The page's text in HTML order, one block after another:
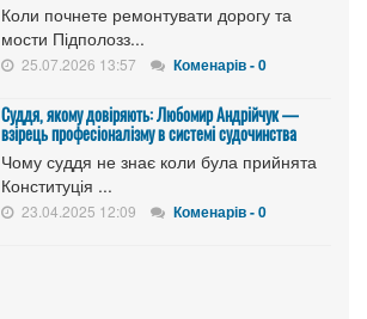
Коли почнете ремонтувати дорогу та
мости Підполозз...
25.07.2026 13:57 Коменарів - 0
Суддя, якому довіряють: Любомир Андрійчук —
взірець професіоналізму в системі судочинства
Чому суддя не знає коли була прийнята
Конституція ...
23.04.2025 12:09 Коменарів - 0